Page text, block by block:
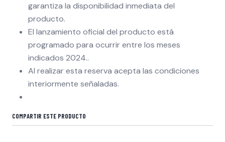
garantiza la disponibilidad inmediata del
producto.
El lanzamiento oficial del producto está
programado para ocurrir entre los meses
indicados 2024..
Al realizar esta reserva acepta las condiciones
interiormente señaladas.
COMPARTIR ESTE PRODUCTO